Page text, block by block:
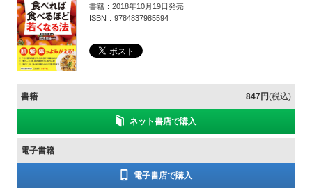
書籍
2018年10月19日発売
ISBN
9784837985594
書籍 847円(税込)
ネット書店で購入
電子書籍
電子書店で購入